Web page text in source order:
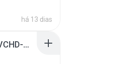
há 13 dias
Sony Vegas Pro 8.0b Build 217-AVCHD-MPG-AC3 FIXED.7z